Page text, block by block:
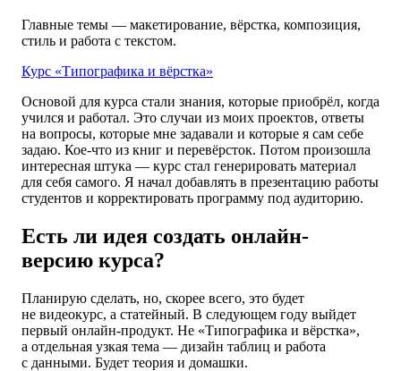
Главные темы — макетирование, вёрстка, композиция,
стиль и работа с текстом.
Курс «Типографика и вёрстка»
Основой для курса стали знания, которые приобрёл, когда
учился и работал. Это случаи из моих проектов, ответы
на вопросы, которые мне задавали и которые я сам себе
задаю. Кое-что из книг и перевёрсток. Потом произошла
интересная штука — курс стал генерировать материал
для себя самого. Я начал добавлять в презентацию работы
студентов и корректировать программу под аудиторию.
Есть ли идея создать онлайн-
версию курса?
Планирую сделать, но, скорее всего, это будет
не видеокурс, а статейный. В следующем году выйдет
первый онлайн-продукт. Не «Типографика и вёрстка»,
а отдельная узкая тема — дизайн таблиц и работа
с данными. Будет теория и домашки.